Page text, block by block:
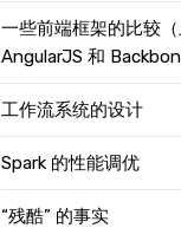
一些前端框架的比较（
AngularJS 和
工作流系统的设计
Spark 的性能调优
“残酷” 的事实